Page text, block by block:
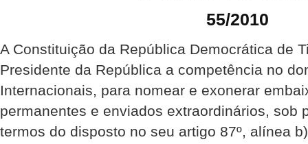
55/2010
A Constituição da República Democrática de
Presidente da República a competência no
Internacionais, para nomear e exonerar
permanentes e enviados extraordinários, sob
termos do disposto no seu artigo 87º, alínea